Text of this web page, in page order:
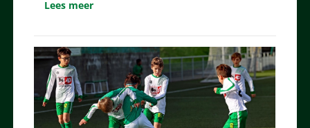
Lees meer